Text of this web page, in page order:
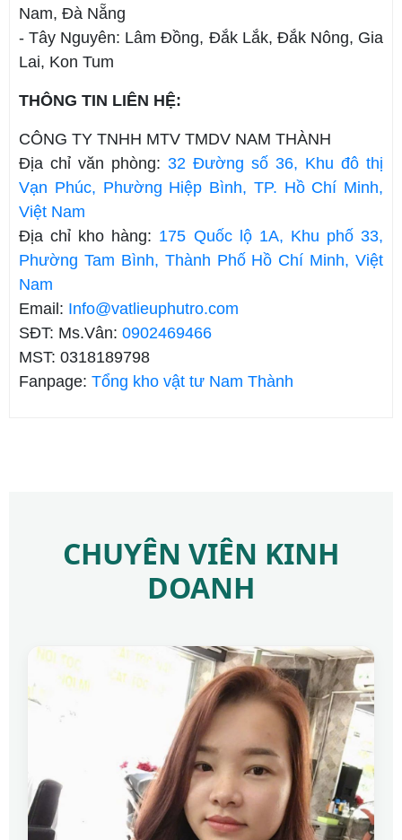
Nam, Đà Nẵng
- Tây Nguyên: Lâm Đồng, Đắk Lắk, Đắk Nông, Gia
Lai, Kon Tum
THÔNG TIN LIÊN HỆ:
CÔNG TY TNHH MTV TMDV NAM THÀNH
Địa chỉ văn phòng: 32 Đường số 36, Khu đô thị
Vạn Phúc, Phường Hiệp Bình, TP. Hồ Chí Minh,
Việt Nam
Địa chỉ kho hàng: 175 Quốc lộ 1A, Khu phố 33,
Phường Tam Bình, Thành Phố Hồ Chí Minh, Việt
Nam
Email: Info@vatlieuphutro.com
SĐT: Ms.Vân: 0902469466
MST: 0318189798
Fanpage: Tổng kho vật tư Nam Thành
CHUYÊN VIÊN KINH
DOANH